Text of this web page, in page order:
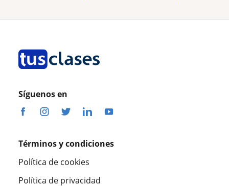
Síguenos en
Términos y condiciones
Política de cookies
Política de privacidad